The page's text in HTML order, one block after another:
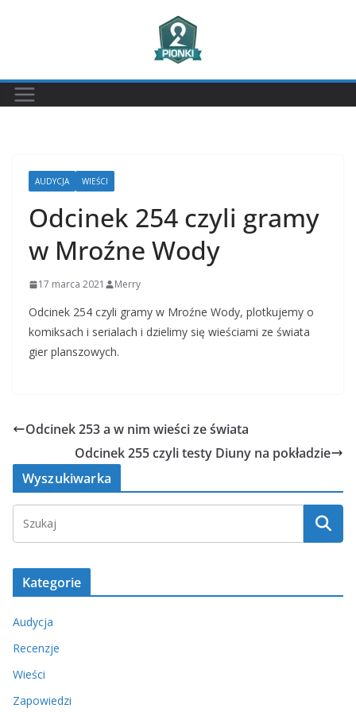
AUDYCJA WIEŚCI
Odcinek 254 czyli gramy
w Mroźne Wody
17 marca 2021 Merry
Odcinek 254 czyli gramy w Mroźne Wody, plotkujemy o
komiksach i serialach i dzielimy się wieściami ze świata
gier planszowych.
Odcinek 253 a w nim wieści ze świata
Odcinek 255 czyli testy Diuny na pokładzie
Wyszukiwarka
Kategorie
Audycja
Recenzje
Wieści
Zapowiedzi